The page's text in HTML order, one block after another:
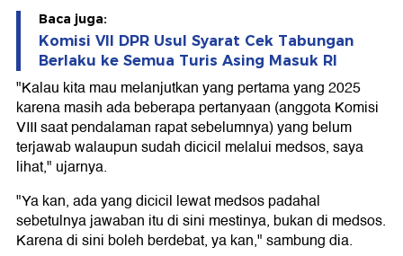
Baca juga:
Komisi VII DPR Usul Syarat Cek Tabungan
Berlaku ke Semua Turis Asing Masuk RI
"Kalau kita mau melanjutkan yang pertama yang 2025
karena masih ada beberapa pertanyaan (anggota Komisi
VIII saat pendalaman rapat sebelumnya) yang belum
terjawab walaupun sudah dicicil melalui medsos, saya
lihat," ujarnya.
"Ya kan, ada yang dicicil lewat medsos padahal
sebetulnya jawaban itu di sini mestinya, bukan di medsos.
Karena di sini boleh berdebat, ya kan," sambung dia.